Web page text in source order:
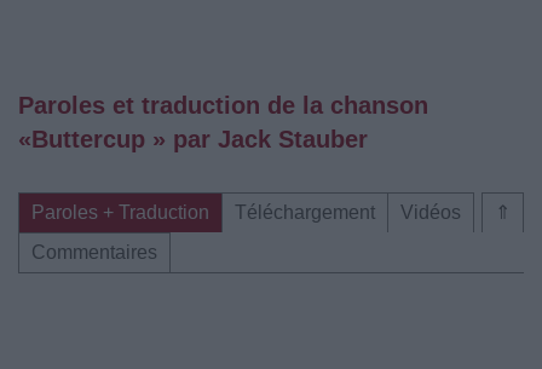
Paroles et traduction de la chanson
«Buttercup » par Jack Stauber
⇑
Paroles + Traduction Téléchargement
Vidéos
Commentaires